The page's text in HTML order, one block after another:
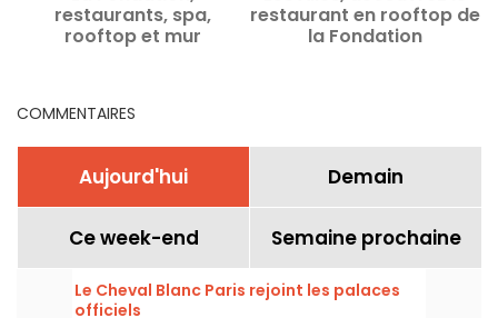
restaurants, spa,
rooftop et mur
restaurant en rooftop de
la Fondation
COMMENTAIRES
Aujourd'hui Demain
Ce week-end Semaine prochaine
Le Cheval Blanc Paris rejoint les palaces
officiels